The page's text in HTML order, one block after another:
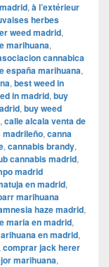
, à l’extérieur
herbes
weed madrid,
marihuana,
cannabica
españa marihuana,
, best weed in
in madrid, buy
, buy weed
, calle alcala venta de
madrileño, canna
, cannabis brandy,
cannabis madrid,
madrid
en madrid,
marihuana
haze madrid,
maria en madrid,
en madrid,
comprar jack herer
marihuana,